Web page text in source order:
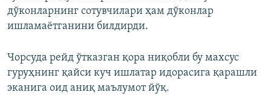
дўконларнинг сотувчилари ҳам дўконлар
ишламаётганини билдирди.
Чорсуда рейд ўтказган қора ниқобли бу махсус
гуруҳнинг қайси куч ишлатар идорасига қарашли
эканига оид аниқ маълумот йўқ.